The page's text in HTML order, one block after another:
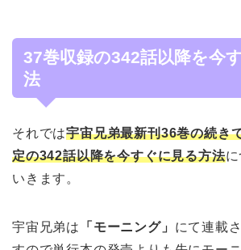
37巻収録の342話以降を今
法
それでは宇宙兄弟最新刊36巻の続き
定の342話以降を今すぐに見る方法に
いきます。
宇宙兄弟は 「モーニング」 にて連載